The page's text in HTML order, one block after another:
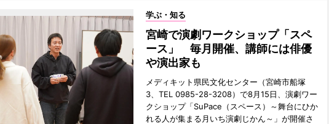
学ぶ・知る
宮崎で演劇ワークショップ「スペ
ース」 毎月開催、講師には俳優
や演出家も
メディキット県民文化センター（宮崎市船塚
3、TEL 0985-28-3208）で8月15日、演劇ワー
クショップ「SuPace（スペース）～舞台にひか
れる人が集まる月いち演劇じかん～」が開催さ